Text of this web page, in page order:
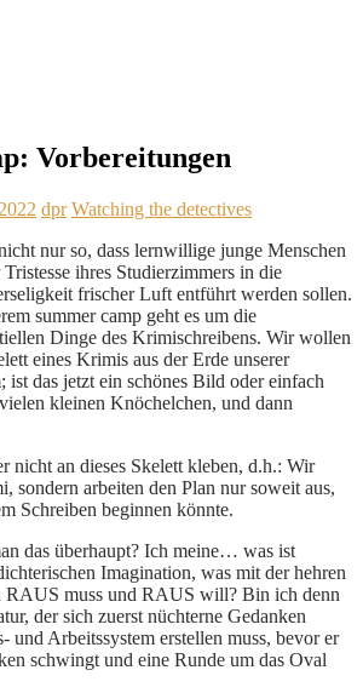
Vorbereitungen
dpr Watching the detectives
nur so, dass lernwillige junge Menschen
Tristesse ihres Studierzimmers in die
frischer Luft entführt werden sollen.
summer camp geht es um die
Dinge des Krimischreibens. Wir wollen
eines Krimis aus der Erde unserer
ist das jetzt ein schönes Bild oder einfach
kleinen Knöchelchen, und dann
nicht an dieses Skelett kleben, d.h.: Wir
sondern arbeiten den Plan nur soweit aus,
Schreiben beginnen könnte.
das überhaupt? Ich meine… was ist
Imagination, was mit der hehren
RAUS muss und RAUS will? Bin ich denn
der sich zuerst nüchterne Gedanken
und Arbeitssystem erstellen muss, bevor er
schwingt und eine Runde um das Oval